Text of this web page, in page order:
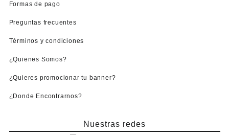
Formas de pago
Preguntas frecuentes
Términos y condiciones
¿Quienes Somos?
¿Quieres promocionar tu banner?
¿Donde Encontrarnos?
Nuestras redes